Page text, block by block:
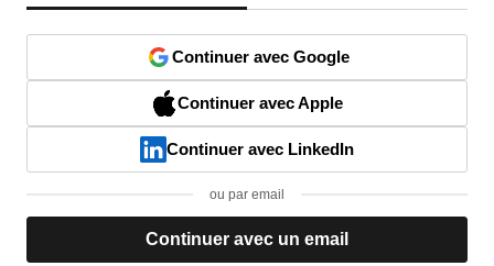
Continuer avec Google
Continuer avec Apple
Continuer avec LinkedIn
ou par email
Continuer avec un email